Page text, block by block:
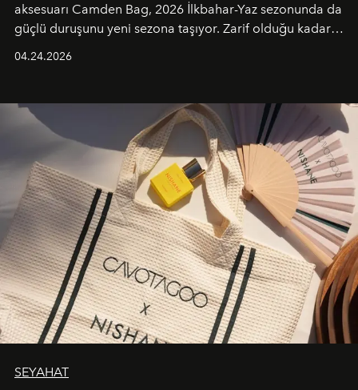
aksesuarı Camden Bag, 2026 İlkbahar-Yaz sezonunda da
güçlü duruşunu yeni sezona taşıyor. Zarif olduğu kadar
04.24.2026
SEYAHAT